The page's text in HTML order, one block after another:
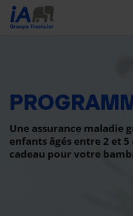
Une assurance maladie
enfants âgés entre 2 et 5
cadeau pour votre